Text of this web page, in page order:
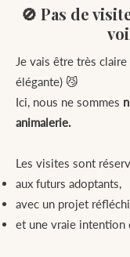
🚫 Pas de
Je vais être très
élégante) 😼
Ici, nous ne sommes
animalerie.
Les visites sont
aux futurs adoptants,
avec un projet
et une vraie intention